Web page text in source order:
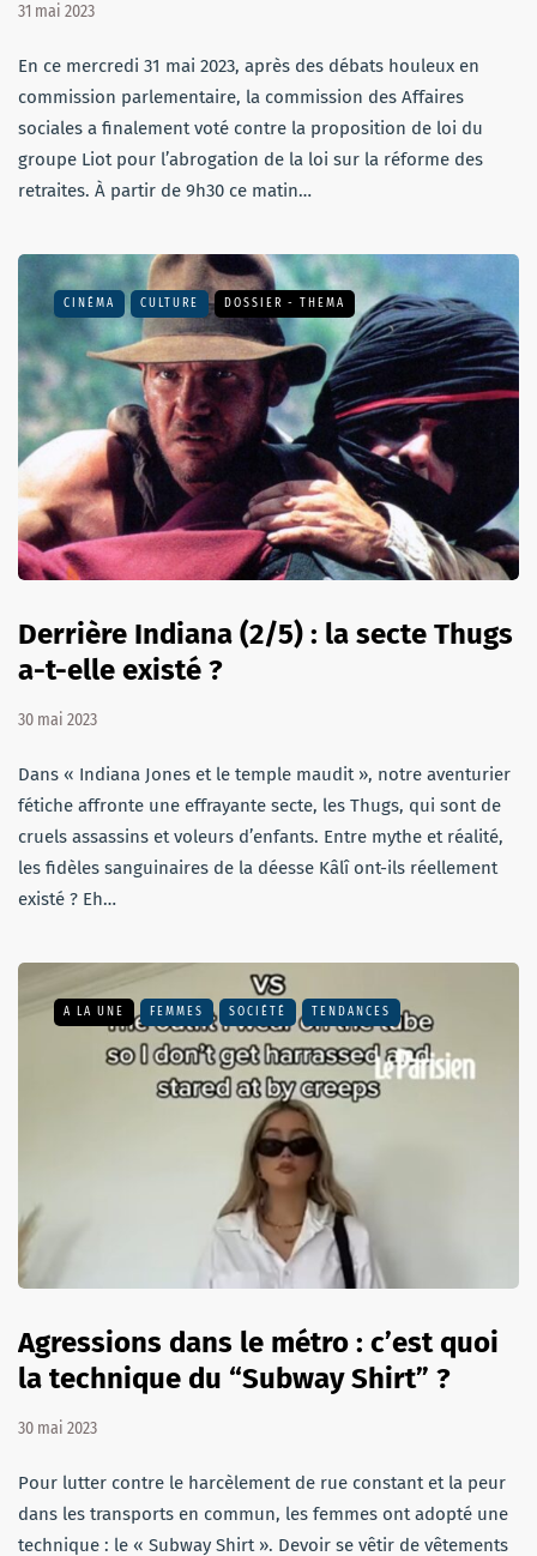
31 mai 2023
En ce mercredi 31 mai 2023, après des débats houleux en
commission parlementaire, la commission des Affaires
sociales a finalement voté contre la proposition de loi du
groupe Liot pour l’abrogation de la loi sur la réforme des
retraites. À partir de 9h30 ce matin…
CINÉMA CULTURE DOSSIER - THEMA
Derrière Indiana (2/5) : la secte Thugs
a-t-elle existé ?
30 mai 2023
Dans « Indiana Jones et le temple maudit », notre aventurier
fétiche affronte une effrayante secte, les Thugs, qui sont de
cruels assassins et voleurs d’enfants. Entre mythe et réalité,
les fidèles sanguinaires de la déesse Kâlî ont-ils réellement
existé ? Eh…
A LA UNE FEMMES SOCIÉTÉ TENDANCES
Agressions dans le métro : c’est quoi
la technique du “Subway Shirt” ?
30 mai 2023
Pour lutter contre le harcèlement de rue constant et la peur
dans les transports en commun, les femmes ont adopté une
technique : le « Subway Shirt ». Devoir se vêtir de vêtements